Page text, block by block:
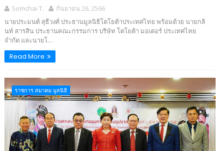
Somchai T.
กันยายน 26, 2566
นายประมนต์ สุธีวงศ์ ประธานมูลนิธิโตโยต้าประเทศไทย พร้อมด้วย นายกลิ
นท์ สารสิน ประธานคณะกรรมการ บริษัท โตโยต้า มอเตอร์ ประเทศไทย
จำกัด และนายโ...
Read More
ราชการ สมาคม มูลนิธิ